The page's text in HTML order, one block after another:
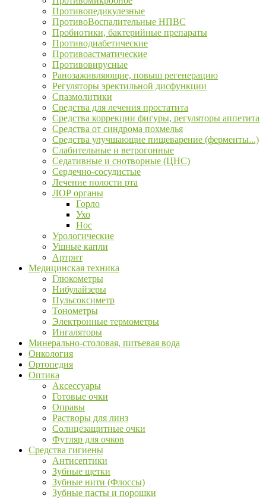
Противопедикулезные
ПротивоВоспалительные НПВС
Пробиотики, бактерийные препараты
Противодиабетические
Противоастматические
Противовирусные
Ранозаживляющие, повыш регенерацию
Регуляторы эректильной дисфункции
Спазмолитики
Средства для лечения простатита
Средства коррекции фигуры, регуляторы аппетита
Средства от синдрома похмелья
Средства улучшающие пищеварение (ферменты...)
Слабительные и ветрогонные
Седативные и снотворные (ЦНС)
Сердечно-сосудистые
Лечение полости рта
ЛОР органы
Горло
Ухо
Нос
Урологические
Ушные капли
Артрит
Медицинская техника
Глюкометры
Нибулайзеры
Пульсоксиметр
Тонометры
Электронные термометры
Ингаляторы
Минерально-столовая, питьевая вода
Онкология
Ортопедия
Оптика
Аксессуары
Готовые очки
Оправы
Растворы для линз
Солнцезащитные очки
Футляр для очков
Средства гигиены
Антисептики
Зубные щетки
Зубные нити (Флоссы)
Зубные пасты и порошки